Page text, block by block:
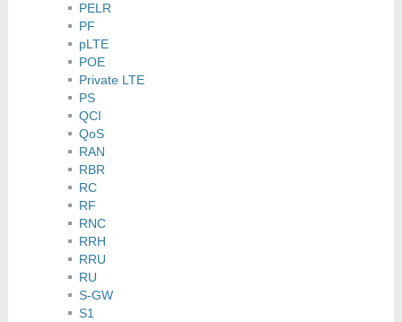
PELR
PF
pLTE
POE
Private LTE
PS
QCI
QoS
RAN
RBR
RC
RF
RNC
RRH
RRU
RU
S-GW
S1